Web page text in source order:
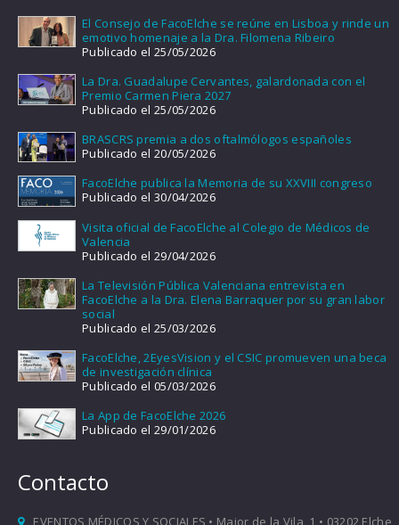
El Consejo de FacoElche se reúne en Lisboa y rinde un
emotivo homenaje a la Dra. Filomena Ribeiro
Publicado el 25/05/2026
La Dra. Guadalupe Cervantes, galardonada con el
Premio Carmen Piera 2027
Publicado el 25/05/2026
BRASCRS premia a dos oftalmólogos españoles
Publicado el 20/05/2026
FacoElche publica la Memoria de su XXVIII congreso
Publicado el 30/04/2026
Visita oficial de FacoElche al Colegio de Médicos de
Valencia
Publicado el 29/04/2026
La Televisión Pública Valenciana entrevista en
FacoElche a la Dra. Elena Barraquer por su gran labor
social
Publicado el 25/03/2026
FacoElche, 2EyesVision y el CSIC promueven una beca
de investigación clínica
Publicado el 05/03/2026
La App de FacoElche 2026
Publicado el 29/01/2026
Contacto
EVENTOS MÉDICOS Y SOCIALES • Major de la Vila, 1 • 03202 Elche,